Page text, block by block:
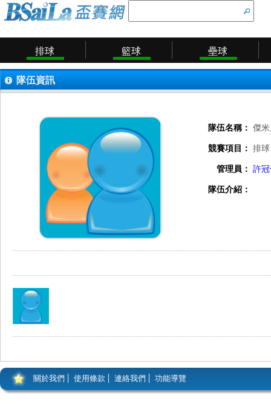
排球 籃球 壘球
隊伍資訊
隊伍名稱： 傑
競賽項目： 排球
管理員： 許
隊伍介紹：
關於我們 使用條款 連絡我們 功能導覽